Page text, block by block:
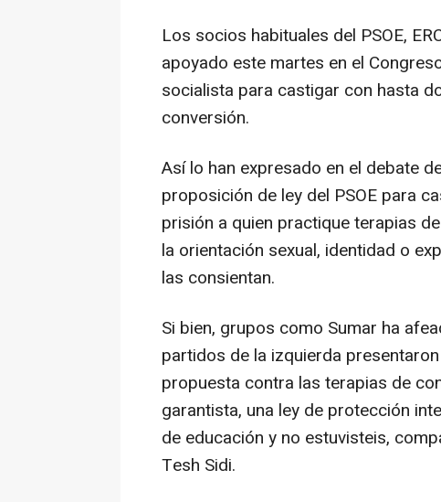
Los socios habituales del PSOE,
apoyado este martes en el
socialista para castigar con hasta
conversión.
Así lo han expresado en el debate
proposición de ley del PSOE para
prisión a quien practique terapias
la orientación sexual, identidad o
las consientan.
Si bien, grupos como Sumar ha
partidos de la izquierda
propuesta contra las terapias de
garantista, una ley de protección
de educación y no estuvisteis,
Tesh Sidi.